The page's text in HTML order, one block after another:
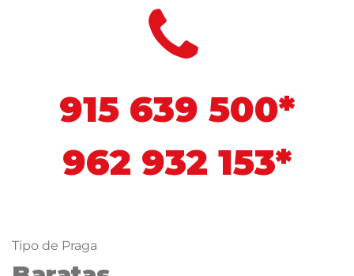
915 639 500*
962 932 153*
Tipo de Praga